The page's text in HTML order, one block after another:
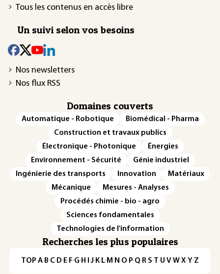
Tous les contenus en accès libre
Un suivi selon vos besoins
Nos newsletters
Nos flux RSS
Domaines couverts
Automatique - Robotique
Biomédical - Pharma
Construction et travaux publics
Électronique - Photonique
Énergies
Environnement - Sécurité
Génie industriel
Ingénierie des transports
Innovation
Matériaux
Mécanique
Mesures - Analyses
Procédés chimie - bio - agro
Sciences fondamentales
Technologies de l'information
Recherches les plus populaires
TOP·A·B·C·D·E·F·G·H·I·J·K·L·M·N·O·P·Q·R·S·T·U·V·W·X·Y·Z